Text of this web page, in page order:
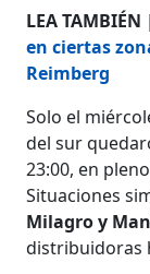
LEA TAMBIÉN
en ciertas
Reimberg
Solo el
del sur
23:00, en
Situaciones
Milagro y
distribuidoras